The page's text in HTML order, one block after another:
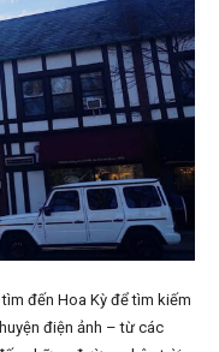
đến Hoa Kỳ để tìm kiếm
điện ảnh – từ các